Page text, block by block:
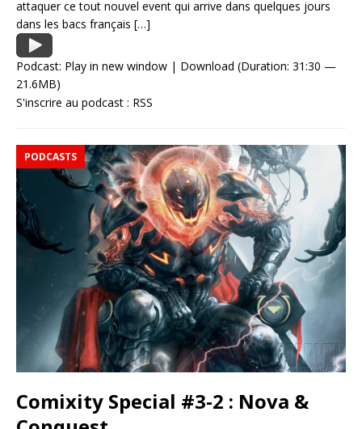
attaquer ce tout nouvel event qui arrive dans quelques jours
dans les bacs français […]
Podcast: Play in new window | Download (Duration: 31:30 —
21.6MB)
S'inscrire au podcast : RSS
PODCASTS
Comixity Special #3-2 : Nova &